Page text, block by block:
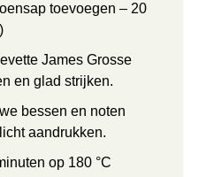
toevoegen – 20
James Grosse
en glad strijken.
bessen en noten
aandrukken.
op 180 °C